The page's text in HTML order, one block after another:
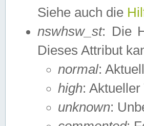
Siehe auch die
nswhsw_st: Die
Dieses Attribut
normal:
high:
unknown: